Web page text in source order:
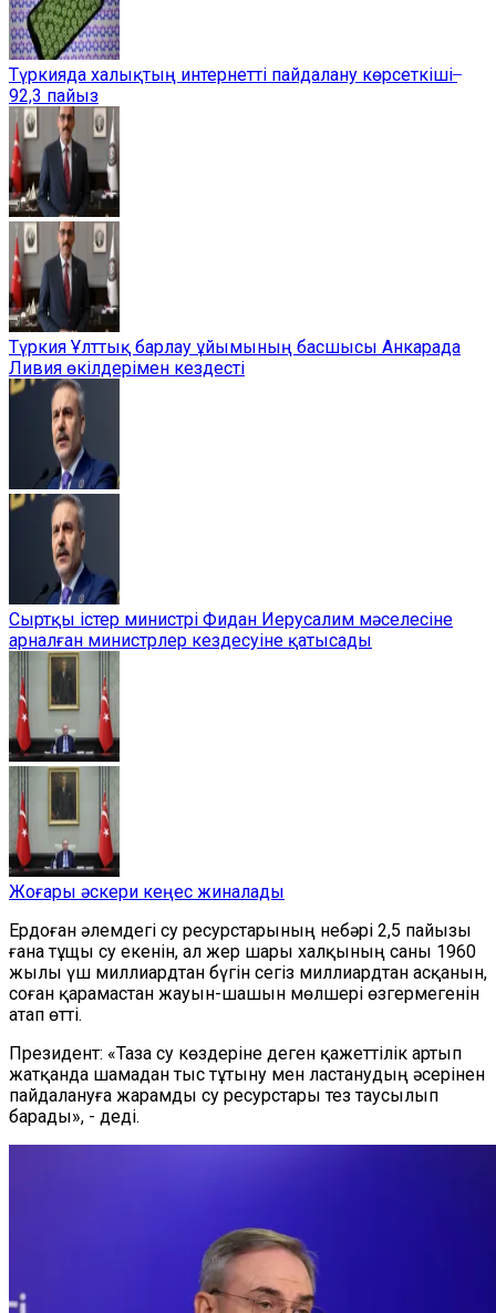
Түркияда халықтың интернетті пайдалану көрсеткіші ̶
92,3 пайыз
Түркия Ұлттық барлау ұйымының басшысы Анкарада
Ливия өкілдерімен кездесті
Сыртқы істер министрі Фидан Иерусалим мәселесіне
арналған министрлер кездесуіне қатысады
Жоғары әскери кеңес жиналады
Ердоған әлемдегі су ресурстарының небәрі 2,5 пайызы
ғана тұщы су екенін, ал жер шары халқының саны 1960
жылы үш миллиардтан бүгін сегіз миллиардтан асқанын,
соған қарамастан жауын-шашын мөлшері өзгермегенін
атап өтті.
Президент: «Таза су көздеріне деген қажеттілік артып
жатқанда шамадан тыс тұтыну мен ластанудың әсерінен
пайдалануға жарамды су ресурстары тезтаусылып
барады», - деді.